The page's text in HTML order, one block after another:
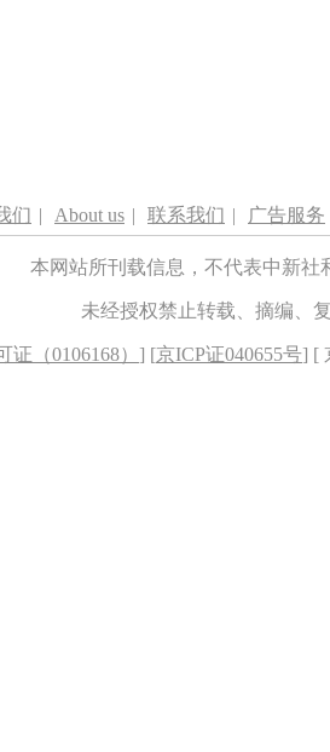
们 | About us | 联系我们 | 广告服务
本网站所刊载信息，不代表中新
未经授权禁止转载、摘编、
（0106168） ] [京ICP证040655号] [